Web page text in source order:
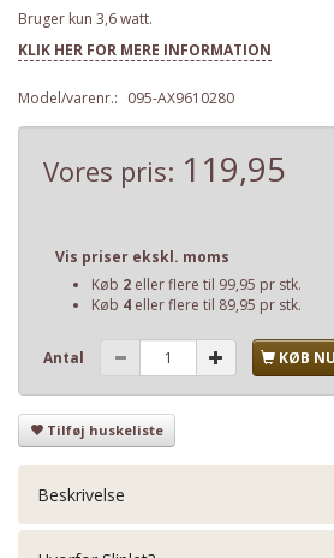
Bruger kun 3,6 watt.
KLIK HER FOR MERE INFORMATION
Model/varenr.: 095-AX9610280
Vores pris: 119,95
Vis priser ekskl. moms
Køb 2 eller flere til 99,95 pr stk.
Køb 4 eller flere til 89,95 pr stk.
Antal KØB NU
Tilføj huskeliste
Beskrivelse